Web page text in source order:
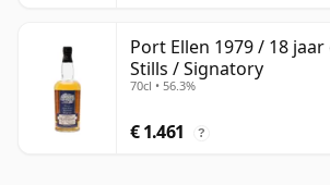
Port Ellen 1979 / 18
Stills / Signatory
70cl • 56.3%
€ 1.461 ?